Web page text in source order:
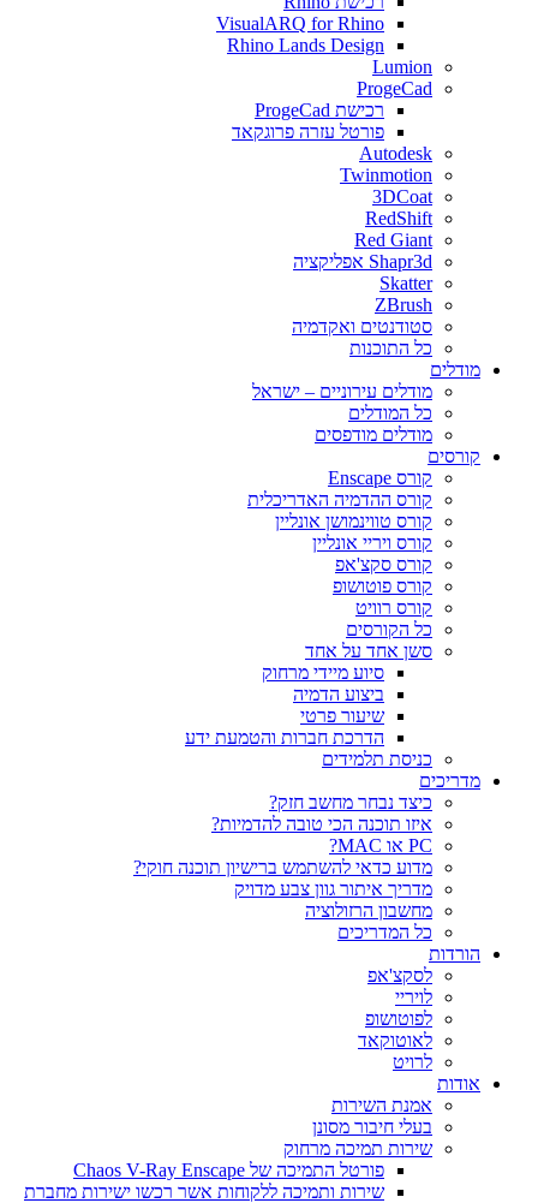
VisualARQ for Rhino
Rhino Lands Design
Lumion
ProgeCad
רכישת ProgeCad
פורטל עזרה פרוגקאד
Autodesk
Twinmotion
3DCoat
RedShift
Red Giant
Shapr3d אפליקציה
Skatter
ZBrush
סטודנטים ואקדמיה
כל התוכנות
מודלים
מודלים עירוניים – ישראל
כל המודלים
מודלים מודפסים
קורסים
קורס Enscape
קורס ההדמיה האדריכלית
קורס טווינמושן אונליין
קורס ויריי אונליין
קורס סקצ'אפ
קורס פוטושופ
קורס רוויט
כל הקורסים
סשן אחד על אחד
סיוע מיידי מרחוק
ביצוע הדמיה
שיעור פרטי
הדרכת חברות והטמעת ידע
כניסת תלמידים
מדריכים
כיצד נבחר מחשב חזק?
איזו תוכנה הכי טובה להדמיות?‎‎
PC או MAC?
מדוע כדאי להשתמש ברישיון תוכנה חוקי?
מדריך איתור גוון צבע מדויק
מחשבון הרזולוציה
כל המדריכים
הורדות
לסקצ'אפ
לויריי
לפוטושופ
לאוטוקאד
לרויט
אודות
אמנת השירות
בעלי חיבור מסונן
שירות תמיכה מרחוק
פורטל התמיכה של Chaos V-Ray Enscape
שירות ותמיכה ללקוחות אשר רכשו ישירות מחברת